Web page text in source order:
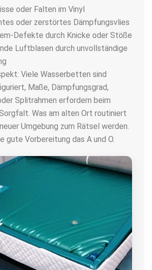
oder Falten im Vinyl
oder zerstörtes Dämpfungsvlies
Defekte durch Knicke oder Stöße
Luftblasen durch unvollständige
Viele Wasserbetten sind
Maße, Dämpfungsgrad,
Splitrahmen erfordern beim
Was am alten Ort routiniert
Umgebung zum Rätsel werden.
gute Vorbereitung das A und O.